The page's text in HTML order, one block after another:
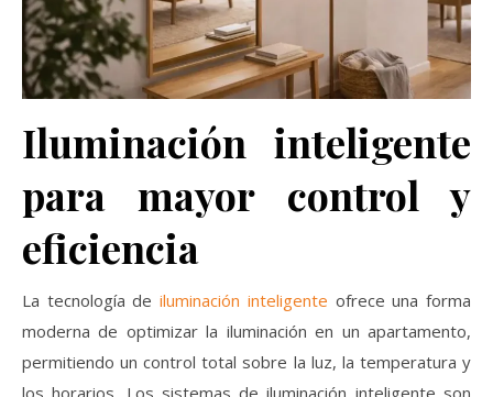
Iluminación inteligente
para mayor control y
eficiencia
La tecnología deiluminación inteligente ofrece una forma
moderna de optimizar la iluminación en un apartamento,
permitiendo un control total sobre la luz, la temperatura y